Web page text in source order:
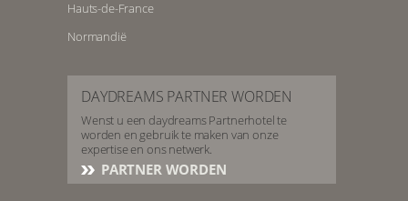
Hauts-de-France
Normandië
DAYDREAMS PARTNER WORDEN
Wenst u een daydreams Partnerhotel te
worden en gebruik te maken van onze
expertise en ons netwerk.
PARTNER WORDEN